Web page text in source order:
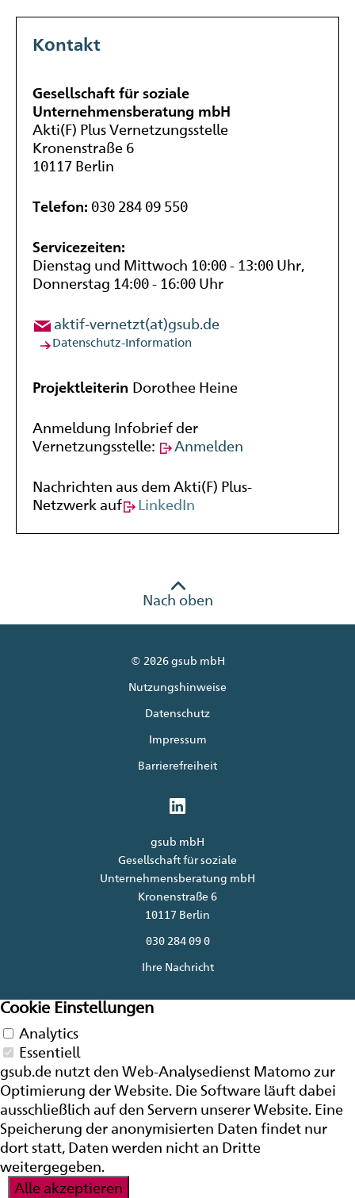
Kontakt
Gesellschaft für soziale
Unternehmensberatung mbH
Akti(F) Plus Vernetzungsstelle
Kronenstraße 6
10117 Berlin
Telefon: 030 284 09 550
Servicezeiten:
Dienstag und Mittwoch 10:00 - 13:00 Uhr,
Donnerstag 14:00 - 16:00 Uhr
aktif-vernetzt(at)gsub.de
Datenschutz-Information
Projektleiterin Dorothee Heine
Anmeldung Infobrief der
Vernetzungsstelle:
Anmelden
Nachrichten aus dem Akti(F) Plus-
Netzwerk auf
LinkedIn
Nach oben
© 2026 gsub mbH
Nutzungshinweise
Datenschutz
Impressum
Barrierefreiheit
gsub mbH
Gesellschaft für soziale
Unternehmensberatung mbH
Kronenstraße 6
10117 Berlin
030 284 09 0
Ihre Nachricht
Cookie Einstellungen
Analytics
Essentiell
gsub.de nutzt den Web-Analysedienst Matomo zur
Optimierung derWebsite. Die Software läuft dabei
ausschließlich auf den Servern unsererWebsite. Eine
Speicherung der anonymisierten Daten findet nur
dort statt, Daten werden nicht an Dritte
weitergegeben.
Alle akzeptieren